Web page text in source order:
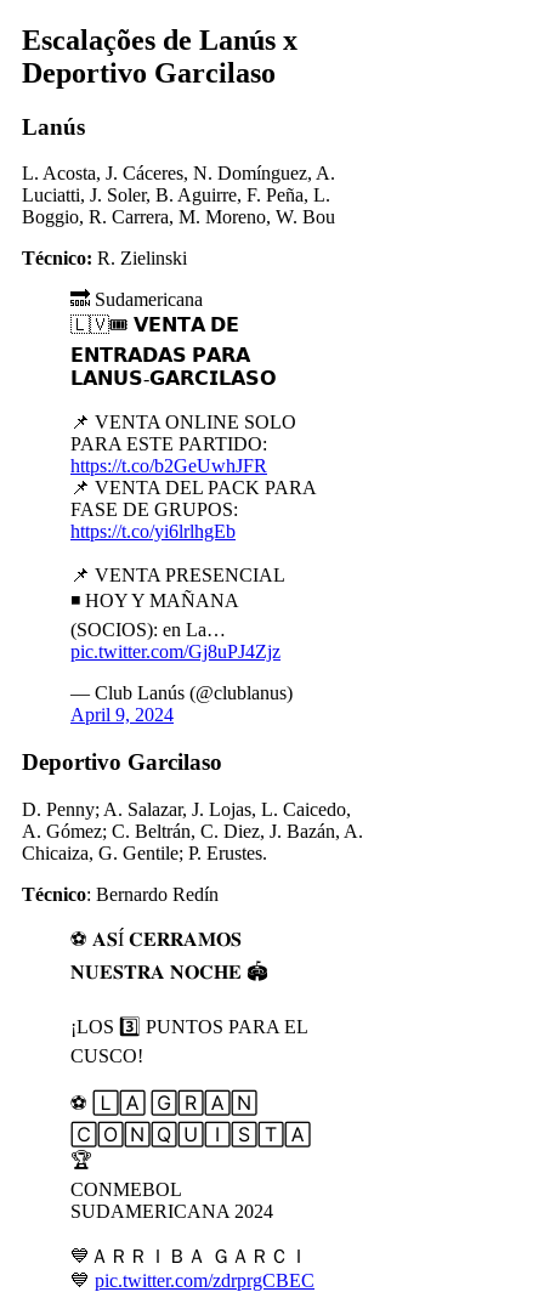
Escalações de Lanús x
Deportivo Garcilaso
Lanús
L. Acosta, J. Cáceres, N. Domínguez, A.
Luciatti, J. Soler, B. Aguirre, F. Peña, L.
Boggio, R. Carrera, M. Moreno, W. Bou
Técnico: R. Zielinski
🔜 Sudamericana
🇱🇻🎟 𝗩𝗘𝗡𝗧𝗔 𝗗𝗘
𝗘𝗡𝗧𝗥𝗔𝗗𝗔𝗦 𝗣𝗔𝗥𝗔
𝗟𝗔𝗡𝗨𝗦-𝗚𝗔𝗥𝗖𝗜𝗟𝗔𝗦𝗢
📌 VENTA ONLINE SOLO
PARA ESTE PARTIDO:
https://t.co/b2GeUwhJFR
📌 VENTA DEL PACK PARA
FASE DE GRUPOS:
https://t.co/yi6lrlhgEb
📌 VENTA PRESENCIAL
◾ HOY Y MAÑANA
(SOCIOS): en La…
pic.twitter.com/Gj8uPJ4Zjz
— Club Lanús (@clublanus)
April 9, 2024
Deportivo Garcilaso
D. Penny; A. Salazar, J. Lojas, L. Caicedo,
A. Gómez; C. Beltrán, C. Diez, J. Bazán, A.
Chicaiza, G. Gentile; P. Erustes.
Técnico: Bernardo Redín
⚽️ 𝐀𝐒Í 𝐂𝐄𝐑𝐑𝐀𝐌𝐎𝐒
𝐍𝐔𝐄𝐒𝐓𝐑𝐀 𝐍𝐎𝐂𝐇𝐄 🏟️
¡LOS 3️⃣ PUNTOS PARA EL
CUSCO!
⚽ 🄻🄰 🄶🅁🄰🄽
🄲🄾🄽🅀🅄🄸🅂🅃🄰
🏆
CONMEBOL
SUDAMERICANA 2024
💙ＡＲＲＩＢＡ ＧＡＲＣＩ
💙 pic.twitter.com/zdrprgCBEC